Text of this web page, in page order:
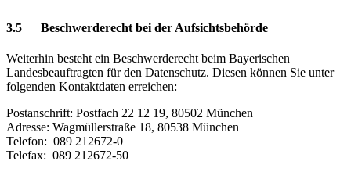
3.5 Beschwerderecht bei der Aufsichtsbehörde
Weiterhin besteht ein Beschwerderecht beim Bayerischen
Landesbeauftragten für den Datenschutz. Diesen können Sie unter
folgenden Kontaktdaten erreichen:
Postanschrift: Postfach 22 12 19, 80502 München
Adresse: Wagmüllerstraße 18, 80538 München
Telefon: 089 212672-0
Telefax: 089 212672-50